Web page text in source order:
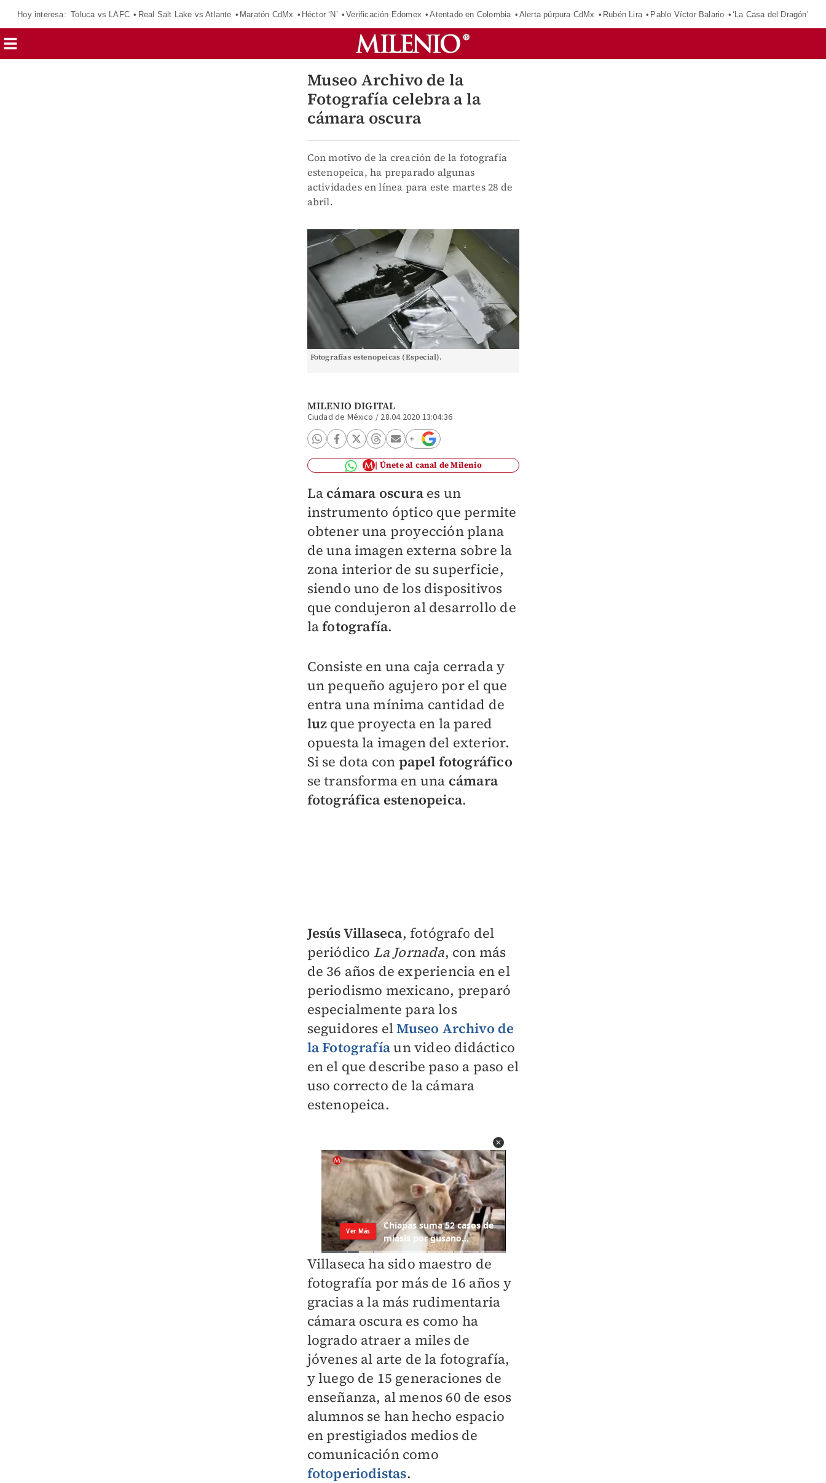
Hoy interesa: Toluca vs LAFC Real Salt Lake vs Atlante Maratón CdMx Héctor ‘N’ Verificación Edomex Atentado en Colombia Alerta púrpura CdMx Rubén Lira Pablo Víctor Balario ‘La Casa del Dragón’
Museo Archivo de la
Fotografía celebra a la
cámara oscura
Con motivo de la creación de la fotografía
estenopeica, ha preparado algunas
actividades en línea para este martes 28 de
abril.
Fotografías estenopeicas (Especial).
MILENIO DIGITAL
Ciudad de México / 28.04.2020 13:04:36
Únete al canal de Milenio
La cámara oscura es un
instrumento óptico que permite
obtener una proyección plana
de una imagen externa sobre la
zona interior de su superficie,
siendo uno de los dispositivos
que condujeron al desarrollo de
lafotografía.
Consiste en una caja cerrada y
un pequeño agujero por el que
entra una mínima cantidad de
luz que proyecta en la pared
opuesta la imagen del exterior.
Si se dota con papel fotográfico
se transforma en una cámara
fotográfica estenopeica.
Jesús Villaseca, fotógrafo del
periódico La Jornada, con más
de 36 años de experiencia en el
periodismo mexicano, preparó
especialmente para los
seguidores elMuseo Archivo de
la Fotografíaun video didáctico
en el que describe paso a paso el
uso correcto de la cámara
estenopeica.
Villaseca ha sido maestro de
fotografía por más de 16 años y
gracias a la más rudimentaria
cámara oscura es como ha
logrado atraer a miles de
jóvenes al arte de la fotografía,
y luego de 15 generaciones de
enseñanza, al menos 60 de esos
alumnos se han hecho espacio
en prestigiados medios de
comunicación como
fotoperiodistas.